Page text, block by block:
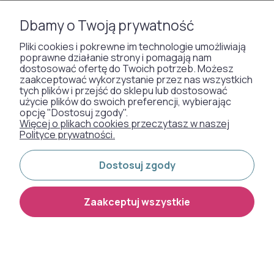
dbałością o każdy detal. Dzięki różnorodności wzorów
bez trudu dopasujesz idealny model do stylu swojego
wnętrza – niezależnie od tego, czy urządzasz
mieszkanie klasyczne, nowoczesne czy
skandynawskie. Zamów tapetę papierową online i
odmień swoje wnętrze bez wychodzenia z domu!
Gwarantujemy pomoc na każdym etapie zakupów.
Otrzymaliśmy
odznakę od naszych
klientów:
Metody płatności:
Dostawa:
Dbamy o Twoją prywatność
Pliki cookies i pokrewne im technologie umożliwiają
poprawne działanie strony i pomagają nam
dostosować ofertę do Twoich potrzeb. Możesz
zaakceptować wykorzystanie przez nas wszystkich
tych plików i przejść do sklepu lub dostosować
użycie plików do swoich preferencji, wybierając
opcję "Dostosuj zgody".
Więcej o plikach cookies przeczytasz w naszej
Polityce prywatności.
Dostosuj zgody
Zaakceptuj wszystkie